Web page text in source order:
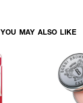
YOU MAY ALSO LIKE